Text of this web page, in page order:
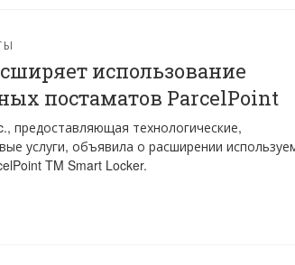
использование
постаматов ParcelPoint
предоставляющая технологические,
услуги, объявила о расширении
TM Smart Locker.